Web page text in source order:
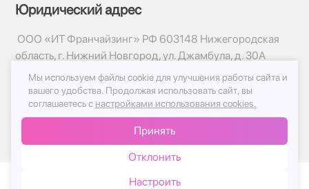
Юридический адрес
ООО «ИТ Франчайзинг» РФ 603148 Нижегородская
область, г. Нижний Новгород, ул. Джамбула, д. 30А
© 2017-2026г, База Цветов 24.ру
Политика конфиденциальности
Публичная оферта
Мы используем файлы cookie для улучшения работы сайта и
вашего удобства. Продолжая использовать сайт, вы
соглашаетесь с настройками использования cookies.
Принять
Отклонить
Настроить